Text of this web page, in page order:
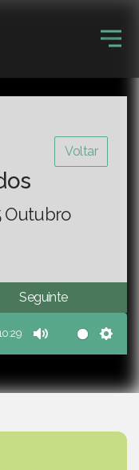
Voltar
Outubro
Seguinte
Mute